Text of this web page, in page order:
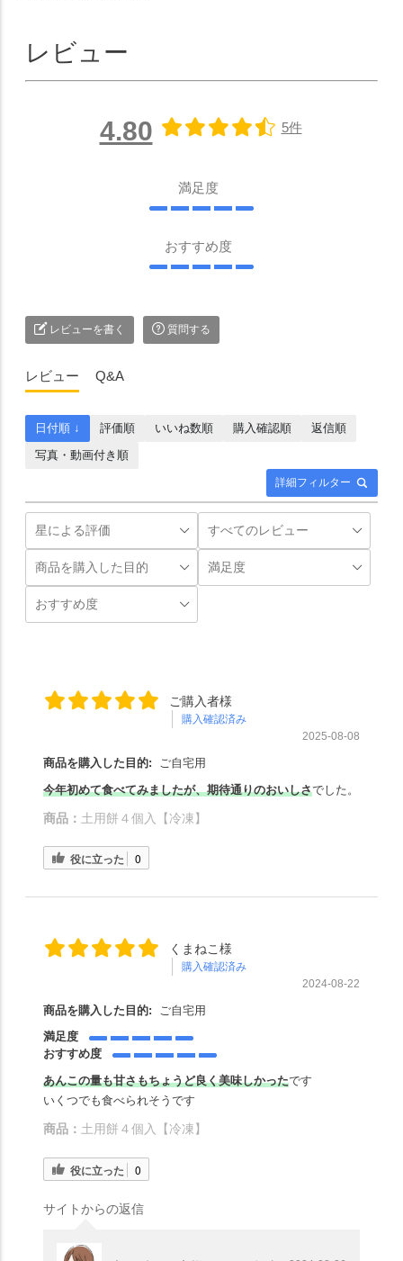
レビュー
4.80 5件
満足度
おすすめ度
レビューを書く 質問する
レビュー Q&A
詳細フィルター
日付順 ↓ 評価順 いいね数順 購入確認順
返信順
写真・動画付き順
ご購入者様
購入確認済み
2025-08-08
商品を購入した目的:
ご自宅用
今年初めて食べてみましたが、期待通りのおいしさでした。
商品： 土用餅４個入【冷凍】
役に立った 0
くまねこ様
購入確認済み
2024-08-22
商品を購入した目的:
ご自宅用
満足度
おすすめ度
あんこの量も甘さもちょうど良く美味しかったです
いくつでも食べられそうです
商品： 土用餅４個入【冷凍】
役に立った 0
サイトからの返信